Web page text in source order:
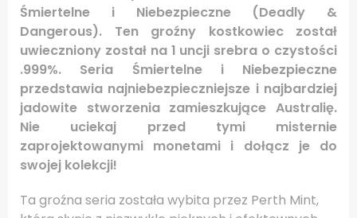
Śmiertelne i Niebezpieczne (Deadly &
Dangerous). Ten groźny kostkowiec został
uwieczniony został na 1 uncji srebra o czystości
.999%. Seria Śmiertelne i Niebezpieczne
przedstawia najniebezpieczniejsze i najbardziej
jadowite stworzenia zamieszkujące Australię.
Nie uciekaj przed tymi misternie
zaprojektowanymi monetami i dołącz je do
swojej kolekcji!
Ta groźna seria została wybita przez Perth Mint,